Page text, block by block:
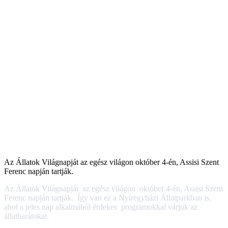
Az Állatok Világnapját az egész világon október 4-én, Assisi Szent
Ferenc napján tartják.
Az Állatok Világnapját az egész világon október 4-én, Assisi Szent
Ferenc napján tartják. Így van ez a Nyíregyházi Állatparkban is,
ahol a jeles nap alkalmából érdekes programokkal várjuk az
állatbarátokat.